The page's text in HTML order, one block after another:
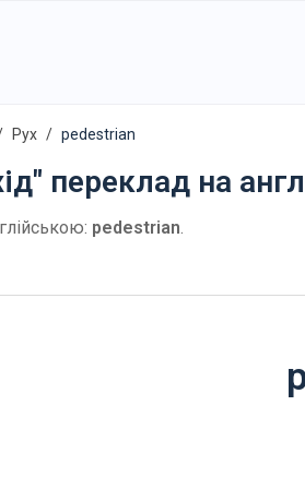
Рух pedestrian
переклад на
pedestrian.